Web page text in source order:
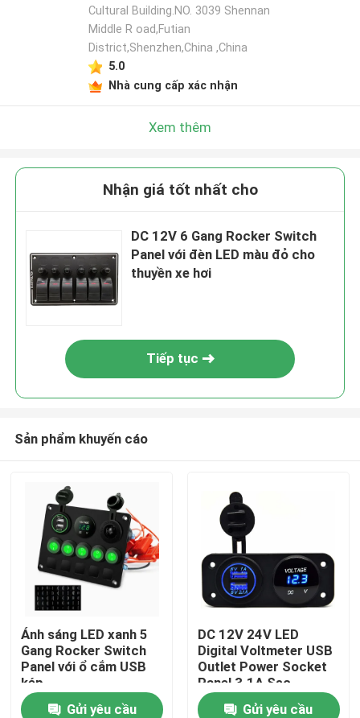
Nhà
Sản phẩm
Cultural Building.NO. 3039 Shennan
Middle R oad,Futian
District,Shenzhen,China ,China
5.0
Nhà cung cấp xác nhận
Xem thêm
Nhận giá tốt nhất cho
DC 12V 6 Gang Rocker Switch
Panel với đèn LED màu đỏ cho
thuyền xe hơi
Tiếp tục
Sản phẩm khuyến cáo
Ánh sáng LED xanh 5
Gang Rocker Switch
Panel với ổ cắm USB
kép
Gửi yêu cầu
DC 12V 24V LED
Digital Voltmeter USB
Outlet Power Socket
Panel 3.1A Sạc
Gửi yêu cầu